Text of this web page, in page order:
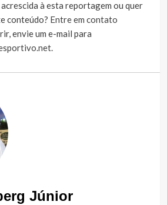
à esta reportagem ou quer
conteúdo? Entre em contato
envie um e-mail para
.
Júnior